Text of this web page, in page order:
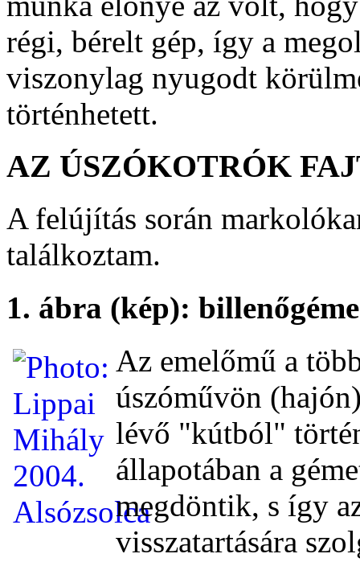
régi, bérelt gép, így a
viszonylag nyugodt
történhetett.
AZ ÚSZÓKOTRÓK
A felújítás során
találkoztam.
1. ábra (kép):
Az emelőmű a
úszóművön
lévő "kútból"
állapotában a
megdöntik, s így
visszatartására